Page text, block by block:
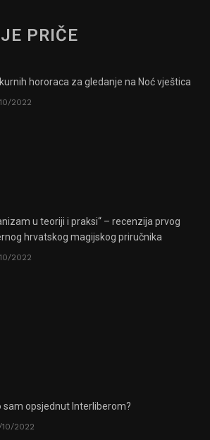
PRIČE
hororaca za gledanje na Noć vještica
2022
u teoriji i praksi“ – recenzija prvog
hrvatskog magijskog priručnika
2022
sam opsjednut Interliberom?
2022